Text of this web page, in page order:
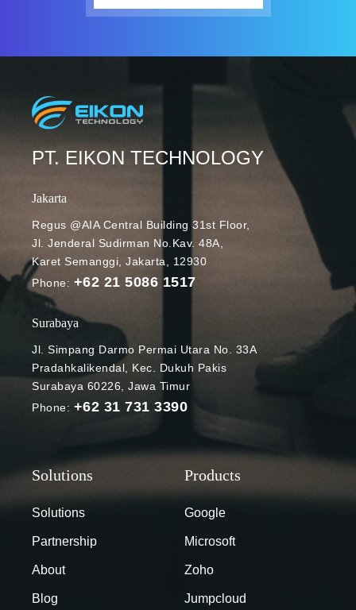
PT. EIKON TECHNOLOGY
Jakarta
Regus @AIA Central Building 31st Floor,
Jl. Jenderal Sudirman No.Kav. 48A,
Karet Semanggi, Jakarta, 12930
Phone: +62 21 5086 1517
Surabaya
Jl. Simpang Darmo Permai Utara No. 33A
Pradahkalikendal, Kec. Dukuh Pakis
Surabaya 60226, Jawa Timur
Phone: +62 31 731 3390
Solutions
Partnership
About
Blog
Google
Microsoft
Zoho
Jumpcloud